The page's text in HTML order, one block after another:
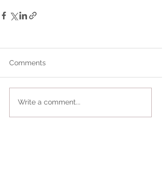
Comments
Write a comment...